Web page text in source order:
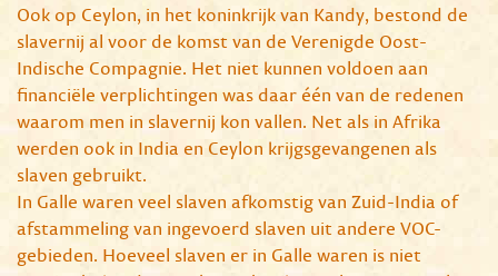
Ook op Ceylon, in het koninkrijk van Kandy, bestond de
slavernij al voor de komst van de Verenigde Oost-
Indische Compagnie. Het niet kunnen voldoen aan
financiële verplichtingen was daar één van de redenen
waarom men in slavernij kon vallen. Net als in Afrika
werden ook in India en Ceylon krijgsgevangenen als
slaven gebruikt.
In Galle waren veel slaven afkomstig van Zuid-India of
afstammeling van ingevoerd slaven uit andere VOC-
gebieden. Hoeveel slaven er in Galle waren is niet